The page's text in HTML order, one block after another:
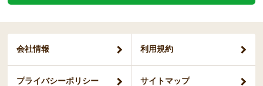
会社情報 利用規約
プライバシーポリシー サイトマップ